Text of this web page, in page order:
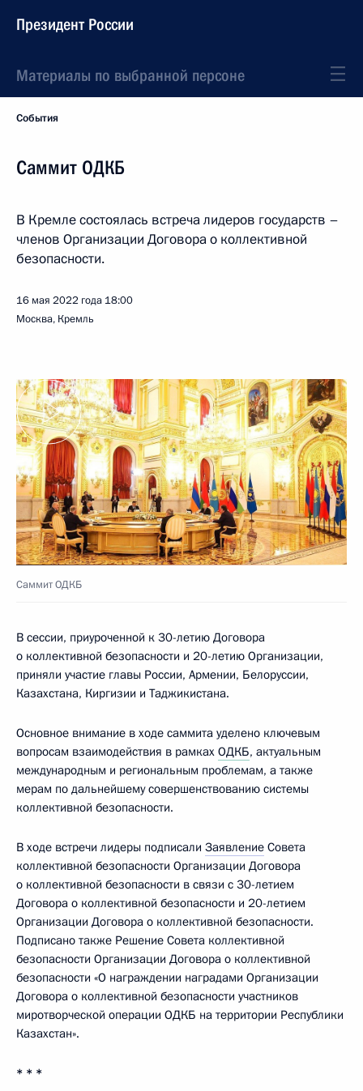
Президент России
Материалы по выбранной персоне
События
Саммит ОДКБ
В Кремле состоялась встреча лидеров государств –
членов Организации Договора о коллективной
безопасности.
16 мая 2022 года 18:00
Москва, Кремль
Саммит ОДКБ
В сессии, приуроченной к 30-летию Договора
о коллективной безопасности и 20-летию Организации,
приняли участие главы России, Армении, Белоруссии,
Казахстана, Киргизии и Таджикистана.
Основное внимание в ходе саммита уделено ключевым
вопросам взаимодействия в рамках ОДКБ, актуальным
международным и региональным проблемам, а также
мерам по дальнейшему совершенствованию системы
коллективной безопасности.
В ходе встречи лидеры подписали Заявление Совета
коллективной безопасности Организации Договора
о коллективной безопасности в связи с 30-летием
Договора о коллективной безопасности и 20-летием
Организации Договора о коллективной безопасности.
Подписано также Решение Совета коллективной
безопасности Организации Договора о коллективной
безопасности «О награждении наградами Организации
Договора о коллективной безопасности участников
миротворческой операции ОДКБ на территории Республики
Казахстан».
* * *